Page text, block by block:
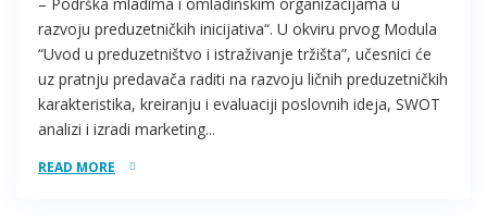
razvoju preduzetničkih inicijativa“. U okviru prvog Modula
“Uvod u preduzetništvo i istraživanje tržišta”, učesnici će
uz pratnju predavača raditi na razvoju ličnih preduzetničkih
karakteristika, kreiranju i evaluaciji poslovnih ideja, SWOT
analizi i izradi marketing...
READ MORE